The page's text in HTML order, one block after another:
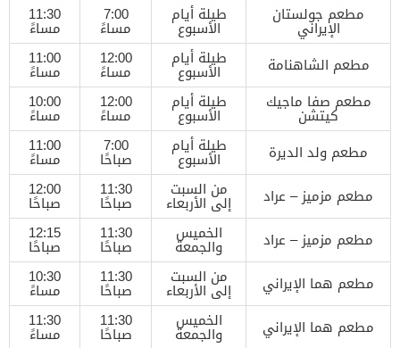
مطعم جولستان
الإيراني
طيلة أيام
الأسبوع
7:00
مساءً
11:30
مساءً
مطعم الشاهنامة
طيلة أيام
الأسبوع
12:00
مساءً
11:00
مساءً
مطعم صفا ماجيك
كيتشن
طيلة أيام
الأسبوع
12:00
مساءً
10:00
مساءً
مطعم ولد الديرة
طيلة أيام
الأسبوع
7:00
صباحًا
11:00
مساءً
مطعم مزميز – عراد
من السبت
إلى الأربعاء
11:30
صباحًا
12:00
صباحًا
مطعم مزميز – عراد
الخميس
والجمعة
11:30
صباحًا
12:15
صباحًا
مطعم هما الإيراني
من السبت
إلى الأربعاء
11:30
صباحًا
10:30
مساءً
مطعم هما الإيراني
الخميس
والجمعة
11:30
صباحًا
11:30
مساءً